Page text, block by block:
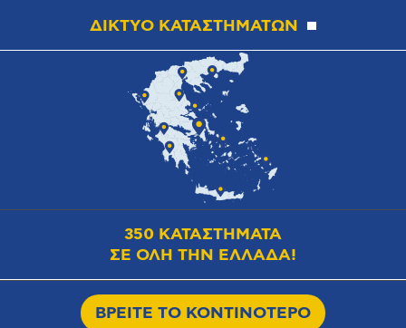
ΔΙΚΤΥΟ ΚΑΤΑΣΤΗΜΑΤΩΝ
350 ΚΑΤΑΣΤΗΜΑΤΑ
ΣΕ ΟΛΗ ΤΗΝ ΕΛΛΑΔΑ!
ΒΡΕΙΤΕ ΤΟ ΚΟΝΤΙΝΟΤΕΡΟ